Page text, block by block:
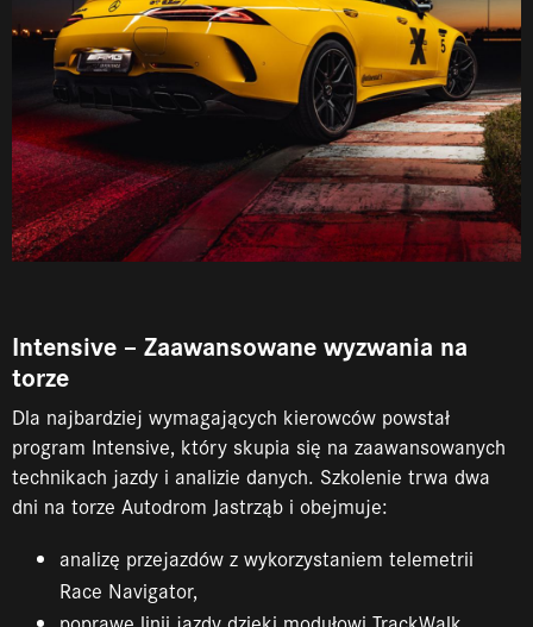
Intensive – Zaawansowane wyzwania na
torze
Dla najbardziej wymagających kierowców powstał
program Intensive, który skupia się na zaawansowanych
technikach jazdy i analizie danych. Szkolenie trwa dwa
dni na torze Autodrom Jastrząb i obejmuje:
analizę przejazdów z wykorzystaniem telemetrii
Race Navigator,